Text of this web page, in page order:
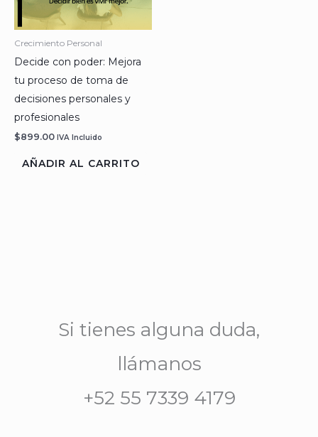
Crecimiento Personal
Decide con poder: Mejora
tu proceso de toma de
decisiones personales y
profesionales
$899.00 IVA Incluido
AÑADIR AL CARRITO
Si tienes alguna duda,
llámanos
+52 55 7339 4179